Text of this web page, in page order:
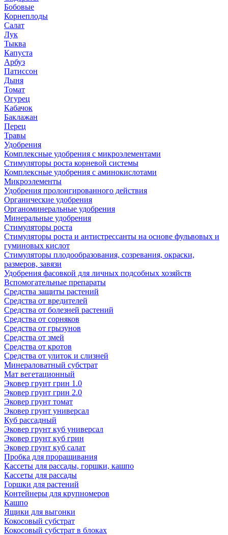
Бобовые
Корнеплоды
Салат
Лук
Тыква
Капуста
Арбуз
Патиссон
Дыня
Томат
Огурец
Кабачок
Баклажан
Перец
Травы
Удобрения
Комплексные удобрения с микроэлементами
Стимуляторы роста корневой системы
Комплексные удобрения с аминокислотами
Микроэлементы
Удобрения пролонгированного действия
Органические удобрения
Органоминеральные удобрения
Минеральные удобрения
Стимуляторы роста
Стимуляторы роста и антистрессанты на основе фульвовых и
гуминовых кислот
Стимуляторы плодообразования, созревания, окраски,
размеров, завязи
Удобрения фасовкой для личных подсобных хозяйств
Вспомогательные препараты
Средства защиты растений
Средства от вредителей
Средства от болезней растений
Средства от сорняков
Средства от грызунов
Средства от змей
Средства от кротов
Средства от улиток и слизней
Минераловатный субстрат
Мат вегетационный
Эковер грунт грин 1.0
Эковер грунт грин 2.0
Эковер грунт томат
Эковер грунт универсал
Куб рассадный
Эковер грунт куб универсал
Эковер грунт куб грин
Эковер грунт куб салат
Пробка для проращивания
Кассеты для рассады, горшки, кашпо
Кассеты для рассады
Горшки для растений
Контейнеры для крупномеров
Кашпо
Ящики для выгонки
Кокосовый субстрат
Кокосовый субстрат в блоках